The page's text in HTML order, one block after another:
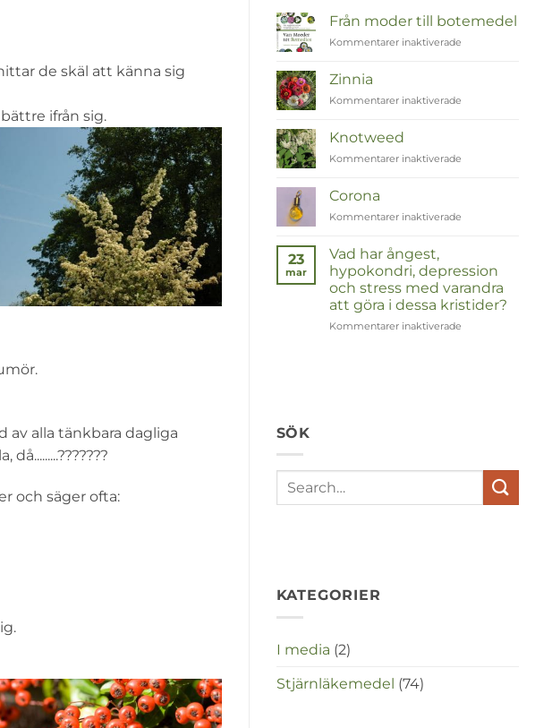
de skäl att känna sig
ifrån sig.
av alla tänkbara dagliga
och säger ofta:
Från moder till botemedel
Kommentarer inaktiverade
Zinnia
Kommentarer inaktiverade
Knotweed
Kommentarer inaktiverade
Corona
Kommentarer inaktiverade
23
mar
Vad har ångest,
hypokondri, depression
och stress med varandra
att göra i dessa kristider?
Kommentarer inaktiverade
maken
in
SÖK
KATEGORIER
I media (2)
Stjärnläkemedel (74)